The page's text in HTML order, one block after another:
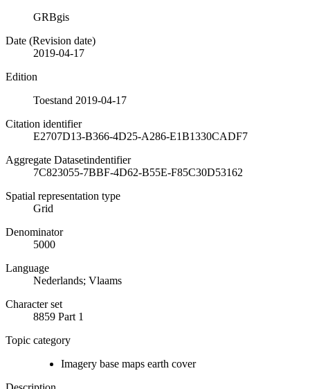
GRBgis
Date (Revision date)
2019-04-17
Edition
Toestand 2019-04-17
Citation identifier
E2707D13-B366-4D25-A286-E1B1330CADF7
Aggregate Datasetindentifier
7C823055-7BBF-4D62-B55E-F85C30D53162
Spatial representation type
Grid
Denominator
5000
Language
Nederlands; Vlaams
Character set
8859 Part 1
Topic category
Imagery base maps earth cover